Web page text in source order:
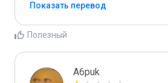
Показать перевод
Полезный
A6puk